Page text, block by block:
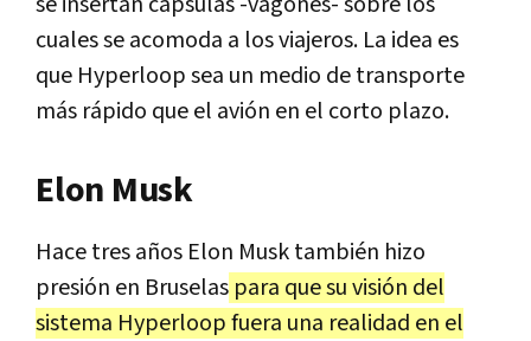
cuales se acomoda a los viajeros. La idea es
que Hyperloop sea un medio de transporte
más rápido que el avión en el corto plazo.
Elon Musk
Hace tres años Elon Musk también hizo
presión en Bruselas para que su visión del
sistema Hyperloop fuera una realidad en el